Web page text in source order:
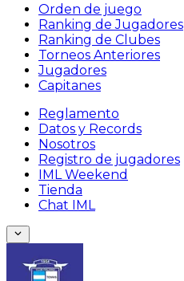
Orden de juego
Ranking de Jugadores
Ranking de Clubes
Torneos Anteriores
Jugadores
Capitanes
Reglamento
Datos y Records
Nosotros
Registro de jugadores
IML Weekend
Tienda
Chat IML